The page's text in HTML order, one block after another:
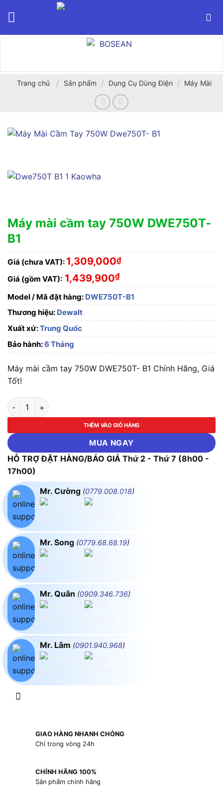
Trang chủ / Sản phẩm / Dụng Cụ Dùng Điện / Máy Mài
Máy mài cầm tay 750W DWE750T-
B1
Giá (chưa VAT): 1,309,000₫
Giá (gồm VAT): 1,439,900₫
Model / Mã đặt hàng: DWE750T-B1
Thương hiệu: Dewalt
Xuất xứ:Trung Quốc
Bảo hành:6 Tháng
Máy mài cầm tay 750W DWE750T- B1 Chính Hãng, Giá
Tốt!
Máy mài cầm tay 750W DWE750T- B1 số lượng
THÊM VÀO GIỎ HÀNG
MUA NGAY
HỖ TRỢ ĐẶT HÀNG/BÁO GIÁ Thứ 2 - Thứ 7 (8h00 -
17h00)
Mr. Cường (0779.008.018)
Mr. Song (0779.68.68.19)
Mr. Quân (0909.346.736)
Mr. Lâm (0901.940.968)
GIAO HÀNG NHANH CHÓNG
Chỉ trong vòng 24h
CHÍNH HÃNG 100%
Sản phẩm chính hãng